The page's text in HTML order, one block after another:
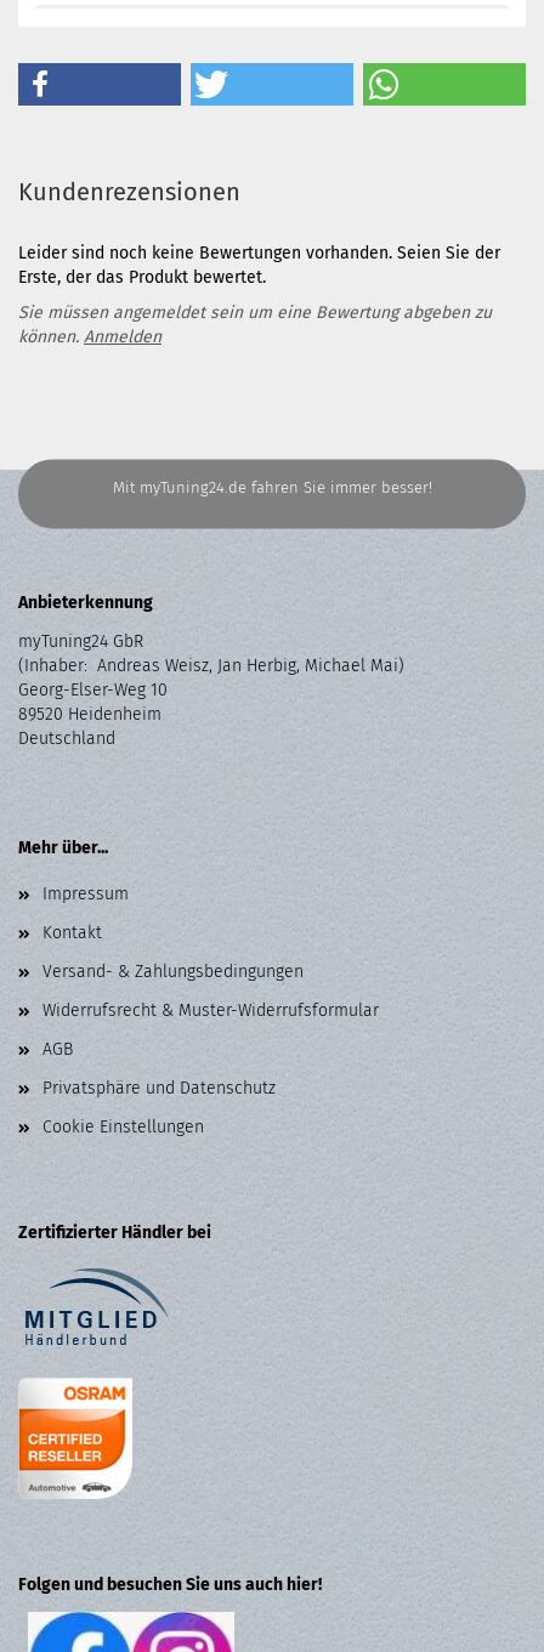
Kundenrezensionen
Leider sind noch keine Bewertungen vorhanden. Seien Sie der
Erste, der das Produkt bewertet.
Sie müssen angemeldet sein um eine Bewertung abgeben zu
können. Anmelden
Mit myTuning24.de fahren Sie immer besser!
Anbieterkennung
myTuning24 GbR
(Inhaber: Andreas Weisz, Jan Herbig, Michael Mai)
Georg-Elser-Weg 10
89520 Heidenheim
Deutschland
Mehr über...
Impressum
Kontakt
Versand- & Zahlungsbedingungen
Widerrufsrecht & Muster-Widerrufsformular
AGB
Privatsphäre und Datenschutz
Cookie Einstellungen
Zertifizierter Händler bei
Folgen und besuchen Sie uns auch hier!